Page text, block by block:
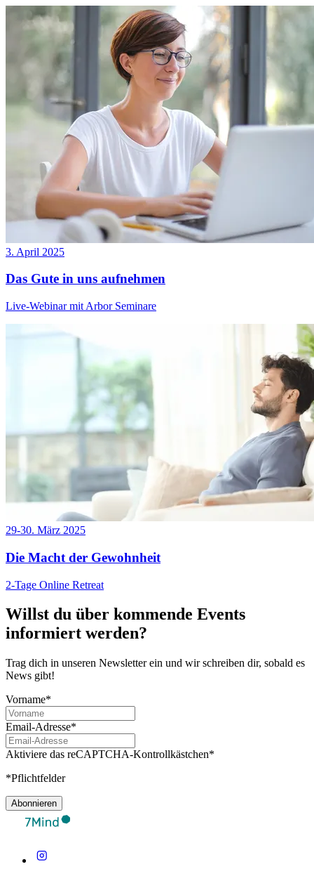
3. April 2025
Das Gute in uns aufnehmen
Live-Webinar mit Arbor Seminare
29-30. März 2025
Die Macht der Gewohnheit
2-Tage Online Retreat
Willst du über kommende Events
informiert werden?
Trag dich in unseren Newsletter ein und wir schreiben dir, sobald es
News gibt!
Vorname*
Email-Adresse*
Aktiviere das reCAPTCHA-Kontrollkästchen*
*Pflichtfelder
Abonnieren